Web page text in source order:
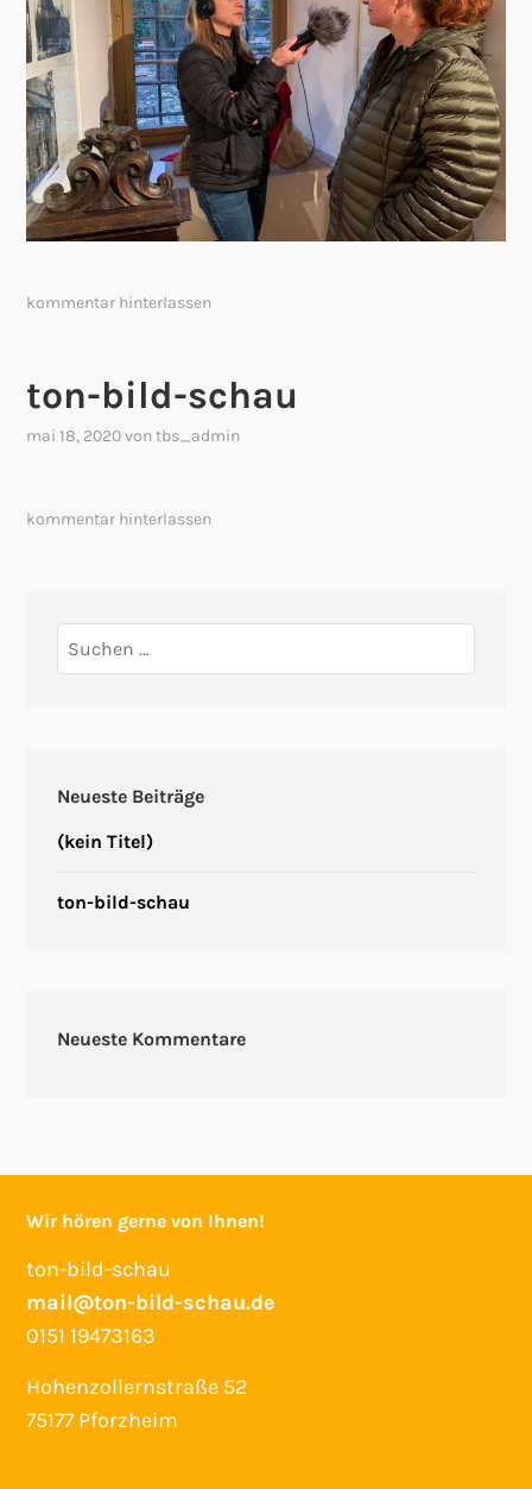
kommentar hinterlassen
ton-bild-schau
mai 18, 2020vontbs_admin
kommentar hinterlassen
Suchen
nach:
Neueste Beiträge
(kein Titel)
ton-bild-schau
Neueste Kommentare
Wir hören gerne von Ihnen!
ton-bild-schau
mail@ton-bild-schau.de
0151 19473163
Hohenzollernstraße 52
75177 Pforzheim